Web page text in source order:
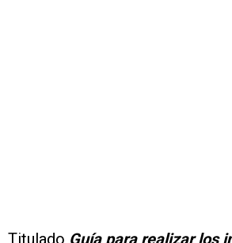
Titulado Guía para realizar los